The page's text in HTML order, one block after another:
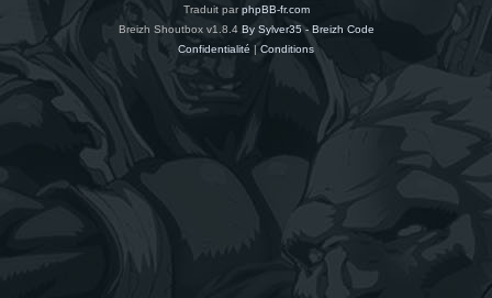
Traduit parphpBB-fr.com
Breizh Shoutbox v1.8.4 By Sylver35 - Breizh Code
Confidentialité |Conditions